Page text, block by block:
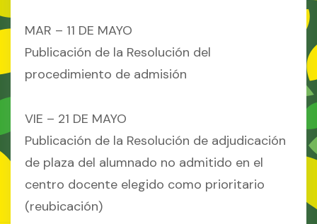
MAR – 11 DE MAYO
Publicación de la Resolución del
procedimiento de admisión
VIE – 21 DE MAYO
Publicación de la Resolución de adjudicación
de plaza del alumnado no admitido en el
centro docente elegido como prioritario
(reubicación)